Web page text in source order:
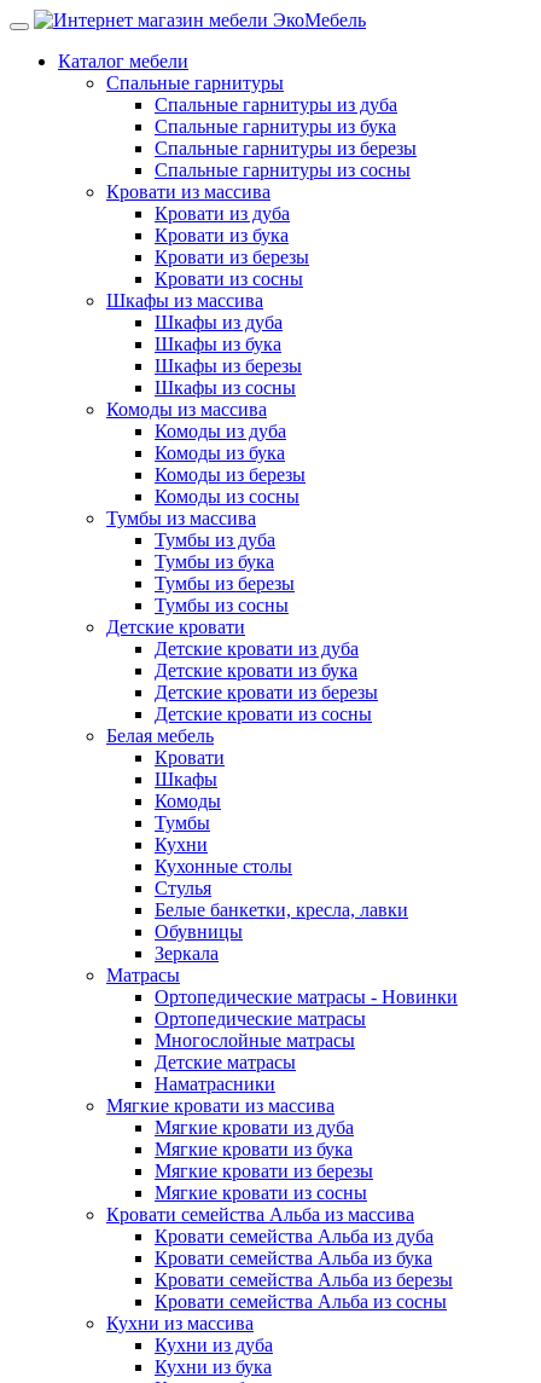
Каталог мебели
Спальные гарнитуры
Спальные гарнитуры из дуба
Спальные гарнитуры из бука
Спальные гарнитуры из березы
Спальные гарнитуры из сосны
Кровати из массива
Кровати из дуба
Кровати из бука
Кровати из березы
Кровати из сосны
Шкафы из массива
Шкафы из дуба
Шкафы из бука
Шкафы из березы
Шкафы из сосны
Комоды из массива
Комоды из дуба
Комоды из бука
Комоды из березы
Комоды из сосны
Тумбы из массива
Тумбы из дуба
Тумбы из бука
Тумбы из березы
Тумбы из сосны
Детские кровати
Детские кровати из дуба
Детские кровати из бука
Детские кровати из березы
Детские кровати из сосны
Белая мебель
Кровати
Шкафы
Комоды
Тумбы
Кухни
Кухонные столы
Стулья
Белые банкетки, кресла, лавки
Обувницы
Зеркала
Матрасы
Ортопедические матрасы - Новинки
Ортопедические матрасы
Многослойные матрасы
Детские матрасы
Наматрасники
Мягкие кровати из массива
Мягкие кровати из дуба
Мягкие кровати из бука
Мягкие кровати из березы
Мягкие кровати из сосны
Кровати семейства Альба из массива
Кровати семейства Альба из дуба
Кровати семейства Альба из бука
Кровати семейства Альба из березы
Кровати семейства Альба из сосны
Кухни из массива
Кухни из дуба
Кухни из бука